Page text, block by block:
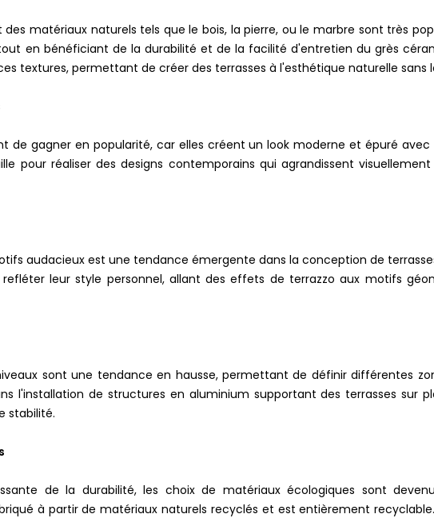
matériaux naturels tels que le bois, la pierre, ou le marbre sont très
en bénéficiant de la durabilité et de la facilité d'entretien du grès
textures, permettant de créer des terrasses à l'esthétique naturelle sans
de gagner en popularité, car elles créent un look moderne et épuré avec
pour réaliser des designs contemporains qui agrandissent
audacieux est une tendance émergente dans la conception de
leur style personnel, allant des effets de terrazzo aux motifs
sont une tendance en hausse, permettant de définir différentes
l'installation de structures en aluminium supportant des terrasses sur
stabilité.
de la durabilité, les choix de matériaux écologiques sont
à partir de matériaux naturels recyclés et est entièrement